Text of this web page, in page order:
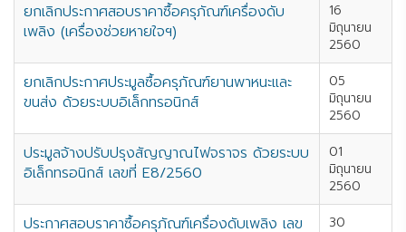
ยกเลิกประกาศสอบราคาซื้อครุภัณฑ์เครื่องดับ
เพลิง (เครื่องช่วยหายใจฯ)
16
มิถุนายน
2560
ยกเลิกประกาศประมูลซื้อครุภัณฑ์ยานพาหนะและ
ขนส่ง ด้วยระบบอิเล็กทรอนิกส์
05
มิถุนายน
2560
ประมูลจ้างปรับปรุงสัญญาณไฟจราจร ด้วยระบบ
อิเล็กทรอนิกส์ เลขที่ E8/2560
01
มิถุนายน
2560
ประกาศสอบราคาซื้อครุภัณฑ์เครื่องดับเพลิง เลข
30